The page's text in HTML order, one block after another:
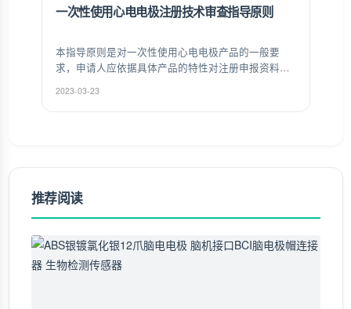
一次性使用心电电极注册技术审查指导原则
本指导原则是对一次性使用心电电极产品的一般要
求，申请人应依据具体产品的特性对注册申报资料的
性确定其中的具体内容是否适用，若不适用，需具体
2023-03-23
推荐阅读